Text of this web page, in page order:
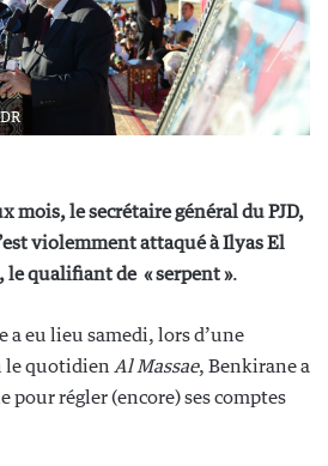
mois, le secrétaire général du PJD,
violemment attaqué à Ilyas El
le qualifiant de « serpent ».
eu lieu samedi, lors d’une
le quotidien Al Massae, Benkirane a
pour régler (encore) ses comptes